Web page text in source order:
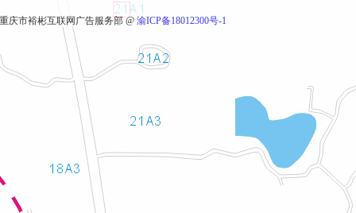
重庆市裕彬互联网广告服务部 @ 渝ICP备18012300号-1